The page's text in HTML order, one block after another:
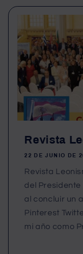
Revista
22 DE JUNIO DE
Revista
del
al concluir un
Pinterest
mi año como